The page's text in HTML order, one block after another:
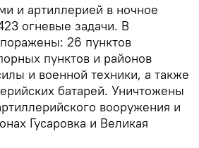
и артиллерией в ночное
огневые задачи. В
поражены: 26 пунктов
пунктов и районов
и военной техники, а также
батарей. Уничтожены
вооружения и
Гусаровка и Великая